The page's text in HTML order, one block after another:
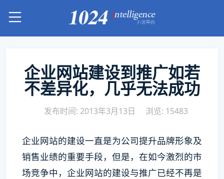
企业网站建设到推广如若
不差异化，几乎无法成功
发布时间: 2013年3月13日 浏览: 15483
企业网站的建设一直是为公司提升品牌形象及
销售业绩的重要手段，但是，在如今激烈的市
场竞争中，企业网站的建设与推广已经不再是